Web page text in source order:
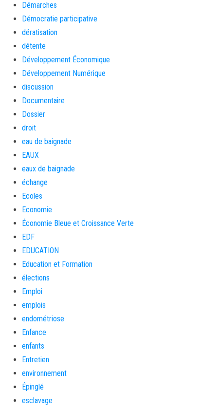
Démarches
Démocratie participative
dératisation
détente
Développement Économique
Développement Numérique
discussion
Documentaire
Dossier
droit
eau de baignade
EAUX
eaux de baignade
échange
Ecoles
Economie
Économie Bleue et Croissance Verte
EDF
EDUCATION
Education et Formation
élections
Emploi
emplois
endométriose
Enfance
enfants
Entretien
environnement
Épinglé
esclavage